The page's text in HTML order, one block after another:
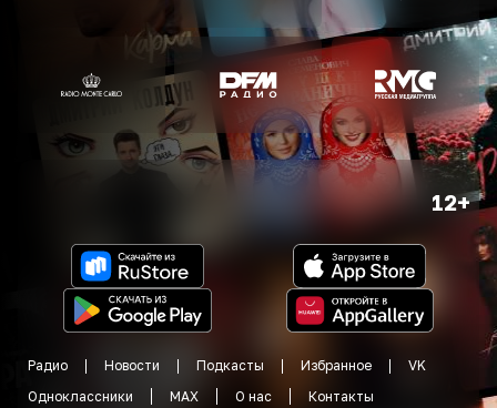
12+
Радио Новости Подкасты Избранное
VK
Одноклассники
MAX О нас
Контакты